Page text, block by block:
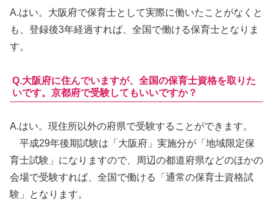
A.はい。 大阪府で保育士として実際に働いたことがなくと
も、登録後3年経過すれば、全国で働ける保育士となりま
す。
Q.大阪府に住んでいますが、全国の保育士資格を取りた
いです。京都府で受験してもいいですか？
A.はい。現住所以外の府県で受験することができます。
平成29年後期試験は「大阪府」実施分が「地域限定保
育士試験」になりますので、周辺の都道府県などのほかの
会場で受験すれば、全国で働ける「通常の保育士資格試
験」となります。